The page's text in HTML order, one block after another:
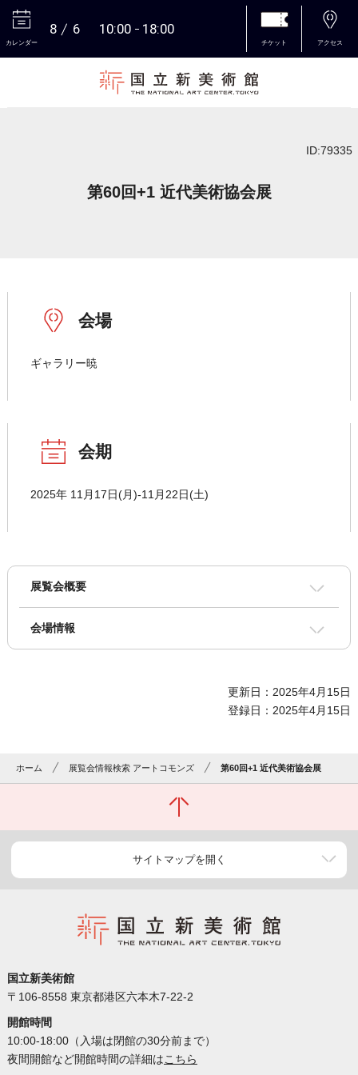
カレンダー
8 6 10:00 18:00
チケット アクセス
ID:79335
第60回+1 近代美術協会展
会場
ギャラリー暁
会期
2025年 11月17日(月)-11月22日(土)
展覧会概要
会場情報
更新日：2025年4月15日
登録日：2025年4月15日
ホーム 展覧会情報検索 アートコモンズ 第60回+1 近代美術協会展
サイトマップを開く
国立新美術館
〒106-8558 東京都港区六本木7-22-2
開館時間
10:00-18:00（入場は閉館の30分前まで）
夜間開館など開館時間の詳細はこちら